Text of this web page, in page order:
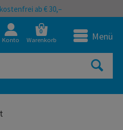
ab € 30,–
Konto
0
Warenkorb Menü